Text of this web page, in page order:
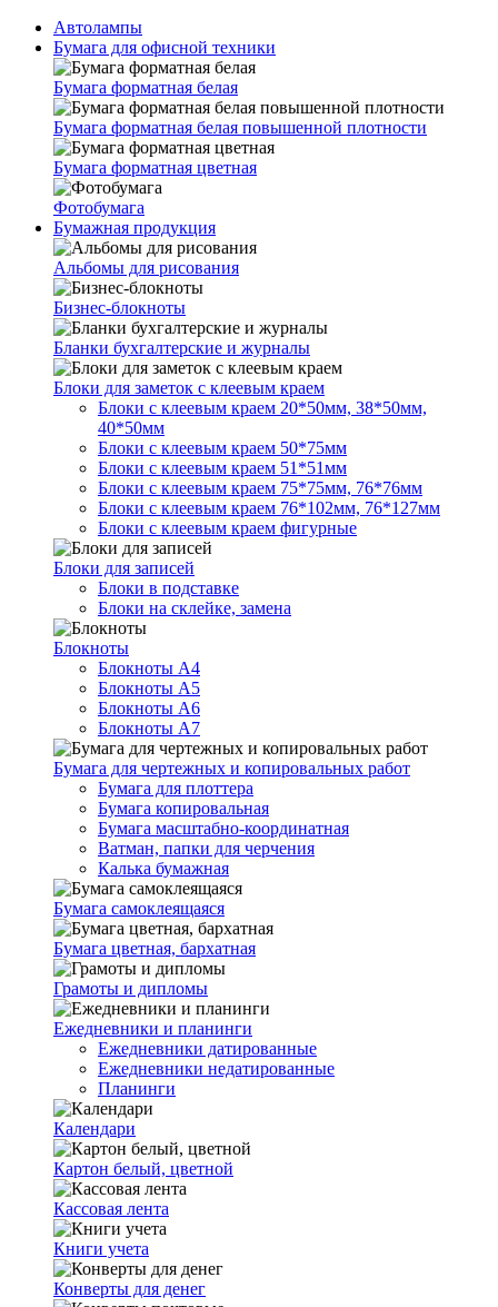
Автолампы
Бумага для офисной техники
Бумага форматная белая
Бумага форматная белая повышенной плотности
Бумага форматная цветная
Фотобумага
Бумажная продукция
Альбомы для рисования
Бизнес-блокноты
Бланки бухгалтерские и журналы
Блоки для заметок с клеевым краем
Блоки с клеевым краем 20*50мм, 38*50мм,
40*50мм
Блоки с клеевым краем 50*75мм
Блоки с клеевым краем 51*51мм
Блоки с клеевым краем 75*75мм, 76*76мм
Блоки с клеевым краем 76*102мм, 76*127мм
Блоки с клеевым краем фигурные
Блоки для записей
Блоки в подставке
Блоки на склейке, замена
Блокноты
Блокноты А4
Блокноты А5
Блокноты А6
Блокноты А7
Бумага для чертежных и копировальных работ
Бумага для плоттера
Бумага копировальная
Бумага масштабно-координатная
Ватман, папки для черчения
Калька бумажная
Бумага самоклеящаяся
Бумага цветная, бархатная
Грамоты и дипломы
Ежедневники и планинги
Ежедневники датированные
Ежедневники недатированные
Планинги
Календари
Картон белый, цветной
Кассовая лента
Книги учета
Конверты для денег